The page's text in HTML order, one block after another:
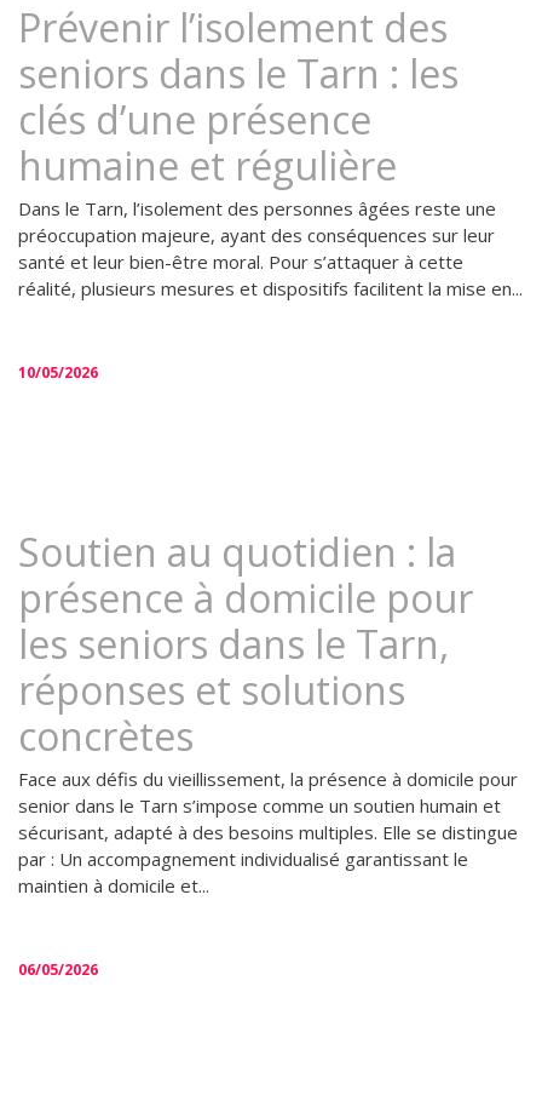
Prévenir l’isolement des
seniors dans le Tarn : les
clés d’une présence
humaine et régulière
Dans le Tarn, l’isolement des personnes âgées reste une
préoccupation majeure, ayant des conséquences sur leur
santé et leur bien-être moral. Pour s’attaquer à cette
réalité, plusieurs mesures et dispositifs facilitent la mise en...
10/05/2026
Soutien au quotidien : la
présence à domicile pour
les seniors dans le Tarn,
réponses et solutions
concrètes
Face aux défis du vieillissement, la présence à domicile pour
senior dans le Tarn s’impose comme un soutien humain et
sécurisant, adapté à des besoins multiples. Elle se distingue
par : Un accompagnement individualisé garantissant le
maintien à domicile et...
06/05/2026